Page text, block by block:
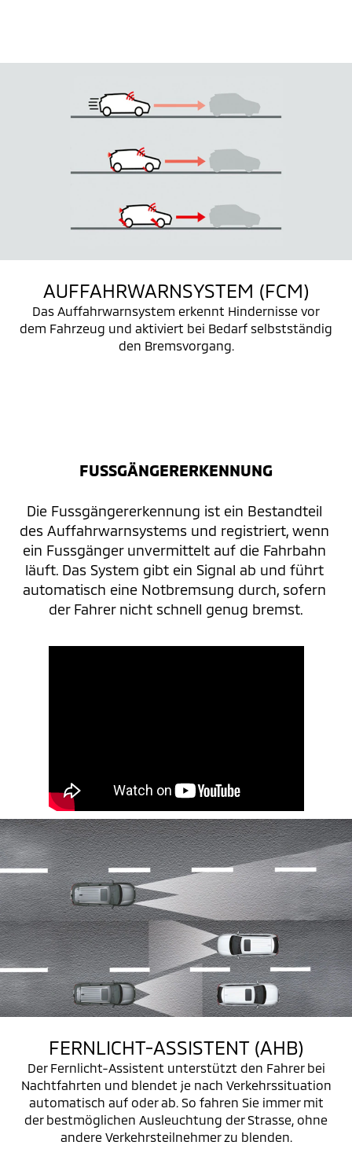
AUFFAHRWARNSYSTEM (FCM)
Das Auffahrwarnsystem erkennt Hindernisse vor
dem Fahrzeug und aktiviert bei Bedarf selbstständig
den Bremsvorgang.
FUSSGÄNGERERKENNUNG
Die Fussgängererkennung ist ein Bestandteil
des Auffahrwarnsystems und registriert, wenn
ein Fussgänger unvermittelt auf die Fahrbahn
läuft. Das System gibt ein Signal ab und führt
automatisch eine Notbremsung durch, sofern
der Fahrer nicht schnell genug bremst.
FERNLICHT-ASSISTENT (AHB)
Der Fernlicht-Assistent unterstützt den Fahrer bei
Nachtfahrten und blendet je nach Verkehrssituation
automatisch auf oder ab. So fahren Sie immer mit
der bestmöglichen Ausleuchtung der Strasse, ohne
andere Verkehrsteilnehmer zu blenden.